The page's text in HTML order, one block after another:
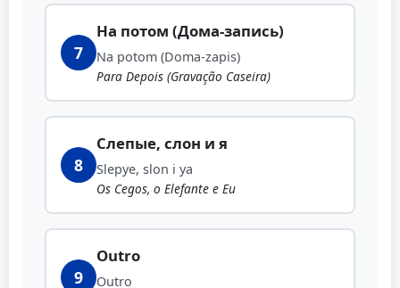
7
На потом (Дома-запись)
Na potom (Doma-zapis)
Para Depois (Gravação Caseira)
8
Слепые, слон и я
Slepye, slon i ya
Os Cegos, o Elefante e Eu
9
Outro
Outro